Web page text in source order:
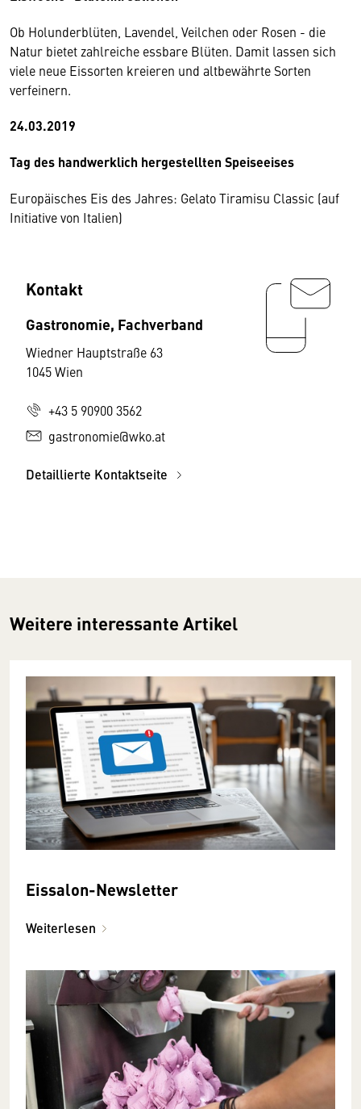
Ob Holunderblüten, Lavendel, Veilchen oder Rosen - die
Natur bietet zahlreiche essbare Blüten. Damit lassen sich
viele neue Eissorten kreieren und altbewährte Sorten
verfeinern.
24.03.2019
Tag des handwerklich hergestellten Speiseeises
Europäisches Eis des Jahres: Gelato Tiramisu Classic (auf
Initiative von Italien)
Kontakt
Gastronomie, Fachverband
Wiedner Hauptstraße 63
1045 Wien
+43 5 90900 3562
gastronomie@wko.at
Detaillierte Kontaktseite
Weitere interessante Artikel
Eissalon-Newsletter
Weiterlesen